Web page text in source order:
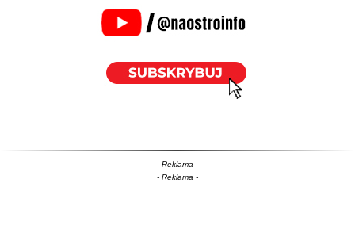
- Reklama -
- Reklama -